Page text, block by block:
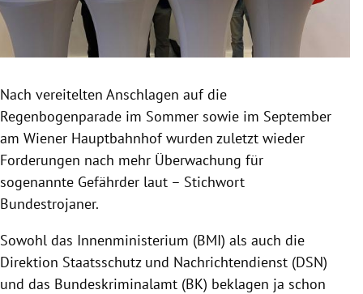
Untermenü
Nach vereitelten Anschlagen auf die
Regenbogenparade im Sommer sowie im September
am Wiener Hauptbahnhof wurden zuletzt wieder
Forderungen nach mehr Überwachung für
sogenannte Gefährder laut – Stichwort
Bundestrojaner.
Sowohl das Innenministerium (BMI) als auch die
Direktion Staatsschutz und Nachrichtendienst (DSN)
und das Bundeskriminalamt (BK) beklagen ja schon